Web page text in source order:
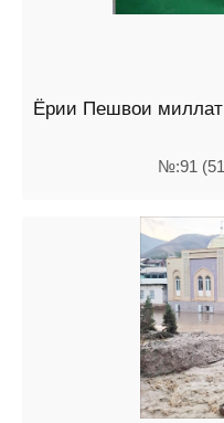
Ёрии Пешвои
№:91